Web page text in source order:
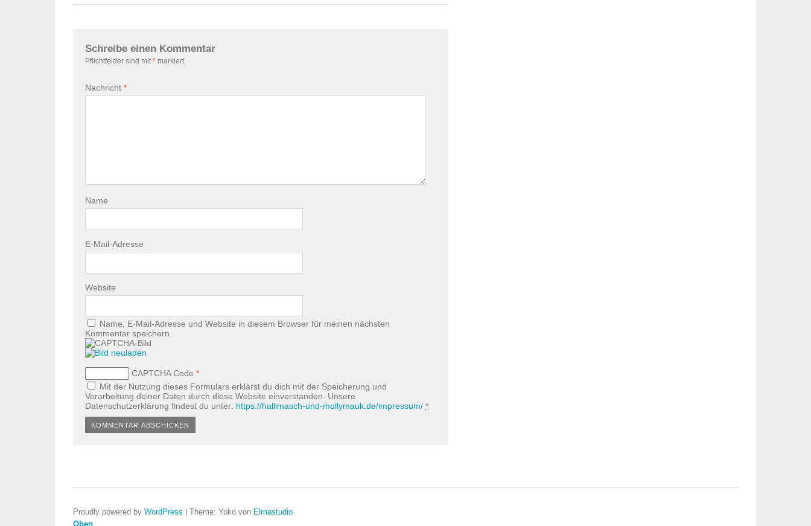
Schreibe einen Kommentar
Pflichtfelder sind mit * markiert.
Nachricht *
Name
E-Mail-Adresse
Website
Name, E-Mail-Adresse und Website in diesem Browser für meinen nächsten
Kommentar speichern.
CAPTCHA Code *
Mit der Nutzung dieses Formulars erklärst du dich mit der Speicherung und
Verarbeitung deiner Daten durch diese Website einverstanden. Unsere
Datenschutzerklärung findest du unter: https://hallimasch-und-mollymauk.de/impressum/ *
Proudly powered by WordPress Theme: Yoko von Elmastudio
Oben